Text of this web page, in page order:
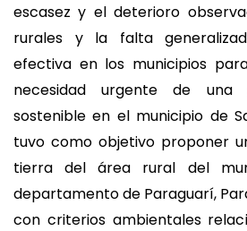
escasez y el deterioro
rurales y la falta
efectiva en los municipios
necesidad urgente de una
sostenible en el municipio de
tuvo como objetivo proponer
tierra del área rural del
departamento de Paraguarí,
con criterios ambientales